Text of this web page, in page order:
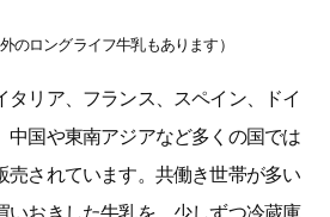
のロングライフ牛乳もあります）
タリア、フランス、スペイン、ドイ
中国や東南アジアなど多くの国では
売されています。共働き世帯が多い
いおきした牛乳を、少しずつ冷蔵庫